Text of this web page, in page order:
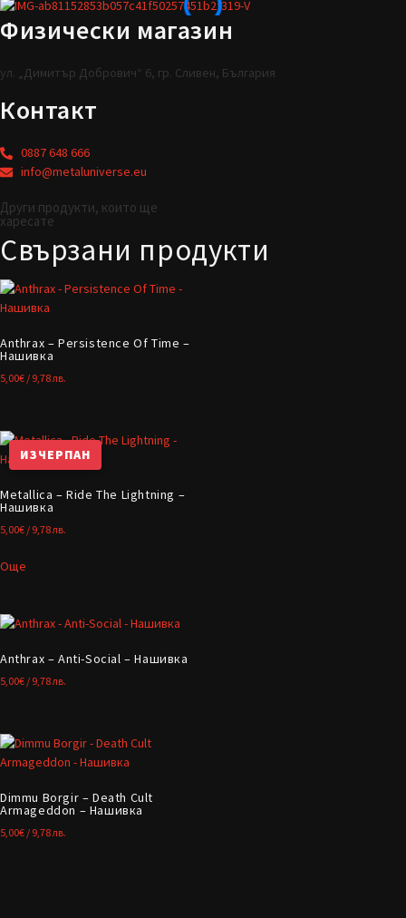
Физически магазин
ул. „Димитър Добрович“ 6, гр. Сливен, България
Контакт
0887 648 666
info@metaluniverse.eu
Други продукти, които ще
харесате
Свързани продукти
Anthrax – Persistence Of Time –
Нашивка
5,00€ / 9,78 лв.
ИЗЧЕРПАН
Metallica – Ride The Lightning –
Нашивка
5,00€ / 9,78 лв.
Още
Anthrax – Anti-Social – Нашивка
5,00€ / 9,78 лв.
Dimmu Borgir – Death Cult
Armageddon – Нашивка
5,00€ / 9,78 лв.